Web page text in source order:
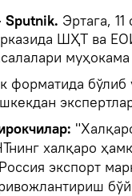
Эртага,
ШҲТ ва
форматида
халқаро
экспорт